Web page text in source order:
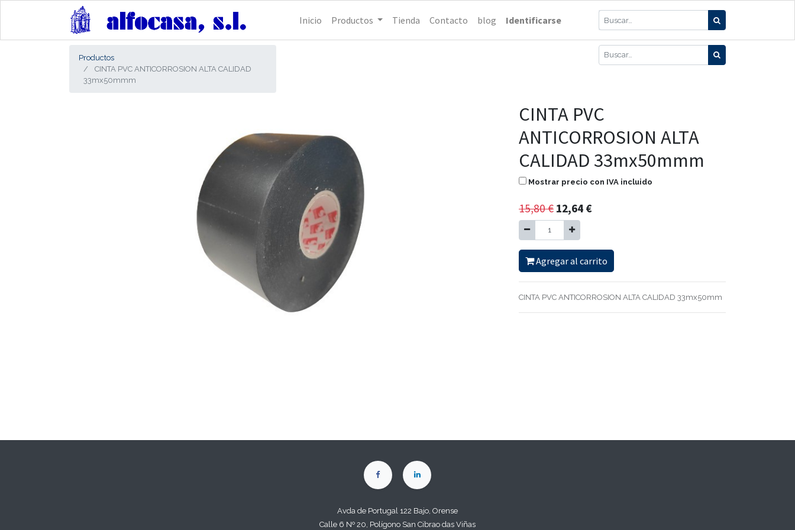
Inicio Productos Tienda Contacto blog Identificarse
Productos
CINTA PVC ANTICORROSION ALTA CALIDAD
33mx50mmm
CINTA PVC
ANTICORROSION ALTA
CALIDAD 33mx50mmm
Mostrar precio con IVA incluido
15,80€ 12,64 €
Agregar al carrito
CINTA PVC ANTICORROSION ALTA CALIDAD 33mx50mm
Avda de Portugal 122 Bajo, Orense
Calle 6 Nº 20, Polígono San Cibrao das Viñas